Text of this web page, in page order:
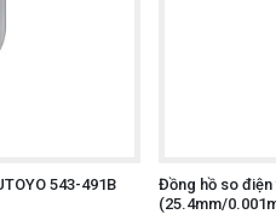
543-491B
Đồng hồ so điện
(25.4mm/